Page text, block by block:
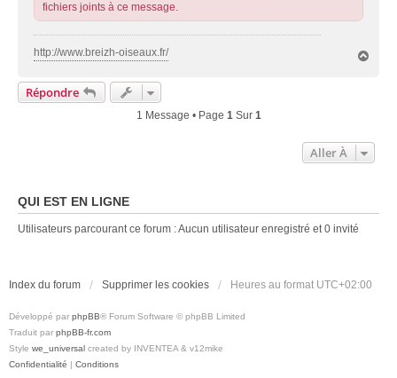
fichiers joints à ce message.
http://www.breizh-oiseaux.fr/
Répondre
1 Message • Page 1Sur 1
Aller À
QUI EST EN LIGNE
Utilisateurs parcourant ce forum : Aucun utilisateur enregistré et 0 invité
Index du forum Supprimer les cookies Heures au format UTC+02:00
Développé par phpBB® Forum Software © phpBB Limited
Traduit par phpBB-fr.com
Style we_universal created by INVENTEA & v12mike
Confidentialité
Conditions